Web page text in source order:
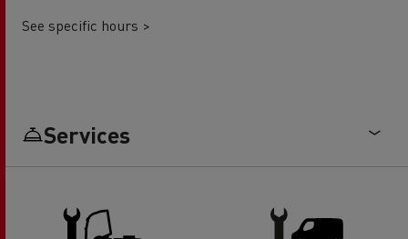
See specific hours >
Services